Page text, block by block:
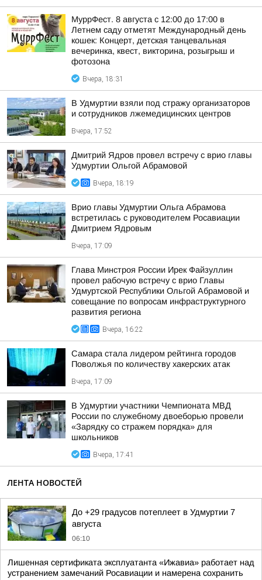
МуррФест. 8 августа с 12:00 до 17:00 в
Летнем саду отметят Международный день
кошек: Концерт, детская танцевальная
вечеринка, квест, викторина, розыгрыш и
фотозона
Вчера, 18:31
В Удмуртии взяли под стражу организаторов
и сотрудников лжемедицинских центров
Вчера, 17:52
Дмитрий Ядров провел встречу с врио главы
Удмуртии Ольгой Абрамовой
Вчера, 18:19
Врио главы Удмуртии Ольга Абрамова
встретилась с руководителем Росавиации
Дмитрием Ядровым
Вчера, 17:09
Глава Минстроя России Ирек Файзуллин
провел рабочую встречу с врио Главы
Удмуртской Республики Ольгой Абрамовой и
совещание по вопросам инфраструктурного
развития региона
Вчера, 16:22
Самара стала лидером рейтинга городов
Поволжья по количеству хакерских атак
Вчера, 17:09
В Удмуртии участники Чемпионата МВД
России по служебному двоеборью провели
«Зарядку со стражем порядка» для
школьников
Вчера, 17:41
ЛЕНТА НОВОСТЕЙ
До +29 градусов потеплеет в Удмуртии 7
августа
06:10
Лишенная сертификата эксплуатанта «Ижавиа» работает над
устранением замечаний Росавиации и намерена сохранить